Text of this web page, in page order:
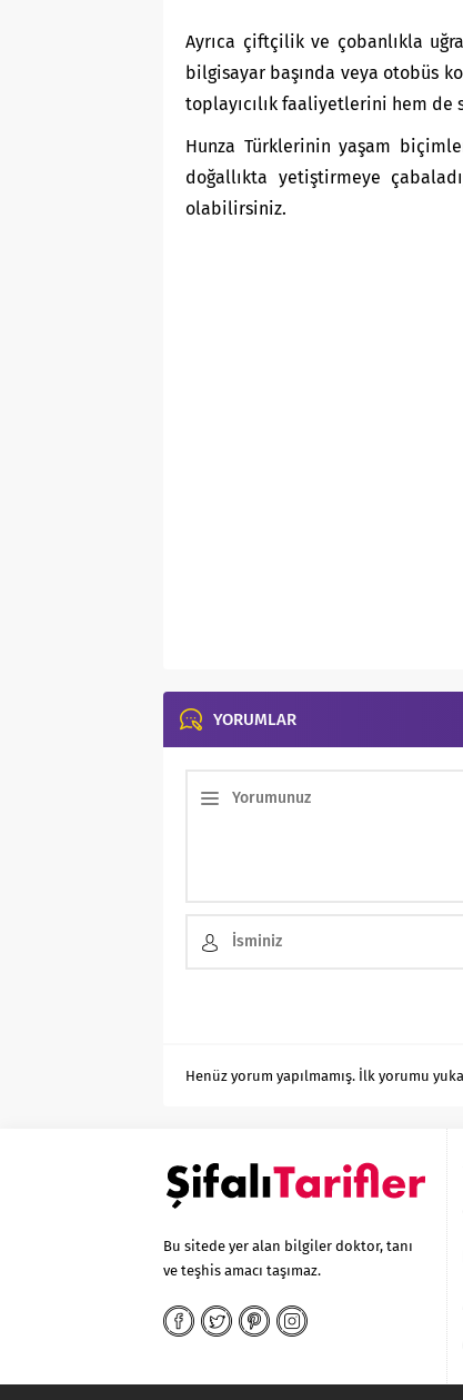
Ayrıca çiftçilik ve çobanlıkla
bilgisayar başında veya otobüs
toplayıcılık faaliyetlerini hem de
Hunza Türklerinin yaşam
doğallıkta yetiştirmeye
olabilirsiniz.
YORUMLAR
Henüz yorum yapılmamış. İlk yorumu
Bu sitede yer alan bilgiler doktor, tanı
ve teşhis amacı taşımaz.
bakım